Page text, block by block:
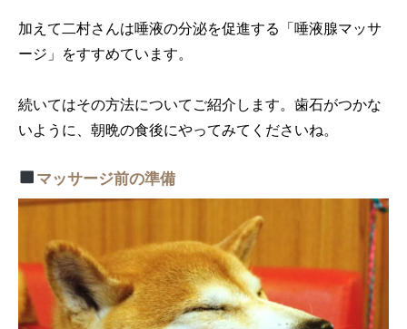
加えて二村さんは唾液の分泌を促進する「唾液腺マッサ
ージ」をすすめています。
続いてはその方法についてご紹介します。歯石がつかな
いように、朝晩の食後にやってみてくださいね。
マッサージ前の準備